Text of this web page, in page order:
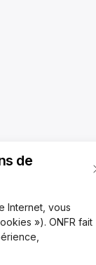
de
Internet, vous
»). ONFR fait